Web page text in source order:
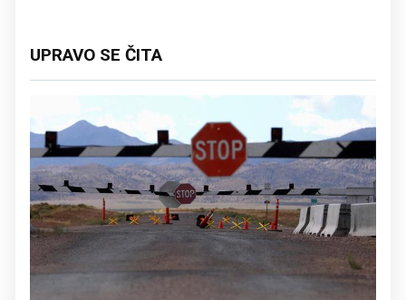
UPRAVO SE ČITA